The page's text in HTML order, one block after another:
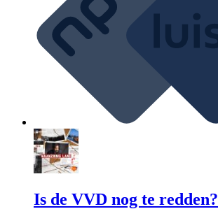
Is de VVD nog te redden?